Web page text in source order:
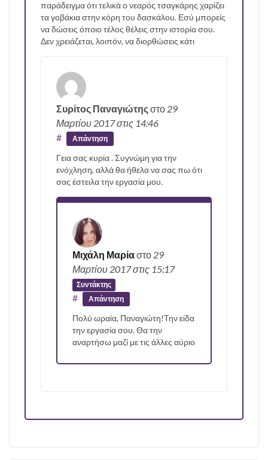
παράδειγμα ότι τελικά ο νεαρός τσαγκάρης χαρίζει
τα γοβάκια στην κόρη του δασκάλου. Εσύ μπορείς
να δώσεις όποιο τέλος θέλεις στην ιστορία σου.
Δεν χρειάζεται, λοιπόν, να διορθώσεις κάτι
Συρίτος Παναγιώτηςστο 29
Μαρτίου 2017στις 14:46
#
Απάντηση
Γεια σας κυρία . Συγνώμη για την
ενόχληση, αλλά θα ήθελα να σας πω ότι
σας έστειλα την εργασία μου.
Μιχάλη Μαρίαστο 29
Μαρτίου 2017στις 15:17
Συντάκτης
# Απάντηση
Πολύ ωραία, Παναγιώτη!Την είδα
την εργασία σου. Θα την
αναρτήσω μαζί με τις άλλες αύριο